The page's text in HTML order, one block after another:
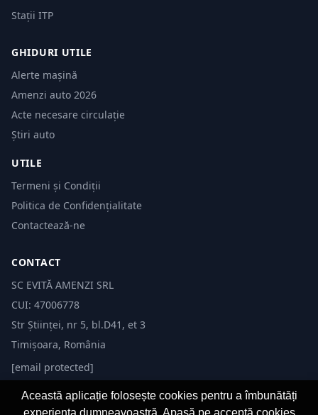
Stații ITP
GHIDURI UTILE
Alerte mașină
Amenzi auto 2026
Acte necesare circulație
Știri auto
UTILE
Termeni și Condiții
Politica de Confidențialitate
Contactează-ne
CONTACT
SC EVITĂ AMENZI SRL
CUI: 47006778
Str Științei, nr 5, bl.D41, et 3
Timișoara, România
[email protected]
Această aplicație folosește cookies pentru a îmbunătăți
experiența dumneavoastră. Apasă pe acceptă cookies